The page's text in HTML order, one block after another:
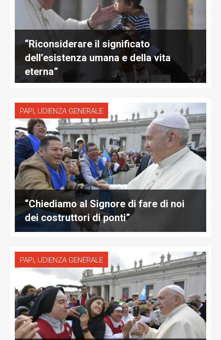
“Riconsiderare il significato
dell’esistenza umana e della vita
eterna”
PAPI, UDIENZA GENERALE
“Chiediamo al Signore di fare di noi
dei costruttori di ponti”
PAPI, UDIENZA GENERALE